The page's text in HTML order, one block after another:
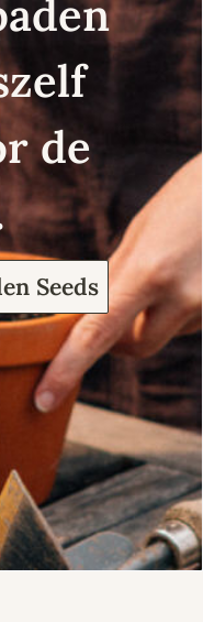
de
Seeds